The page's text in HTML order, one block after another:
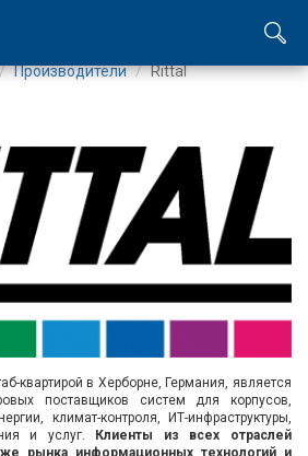
Производители Rittal
квартирой в Херборне, Германия, является
поставщиков систем для корпусов,
климат-контроля, ИТ-инфраструктуры,
и услуг. Клиенты из всех отраслей
рынка информационных технологий и